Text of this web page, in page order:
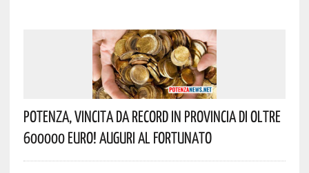
Potenza, Vincita Da Record In Provincia Di Oltre
600000 Euro! Auguri Al Fortunato